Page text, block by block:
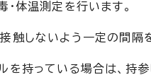
体温測定を行います。
触しないよう一定の間隔
持っている場合は、持参